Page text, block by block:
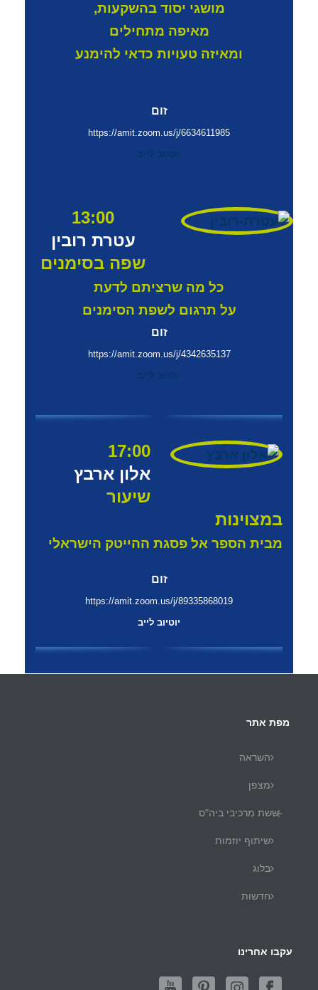
מושגי יסוד בהשקעות,
מאיפה מתחילים
ומאיזה טעויות כדאי להימנע
זום
https://amit.zoom.us/j/6634611985
יוטיוב לייב
13:00
עטרת רובין
שפה בסימנים
כל מה שרציתם לדעת
על תרגום לשפת הסימנים
זום
https://amit.zoom.us/j/4342635137
יוטיוב לייב
17:00
אלון ארבץ
שיעור
במצוינות
מבית הספר אל פסגת ההייטק הישראלי
זום
https://amit.zoom.us/j/89335868019
יוטיוב לייב
מפת אתר
השראה
מצפן
ששת מרכיבי ביה"ס
שיתוף יוזמות
בלוג
חדשות
עקבו אחרינו